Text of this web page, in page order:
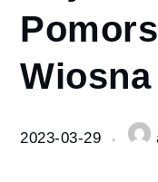
Pomorskiego
Wiosna w
Solankach
2023-03-29